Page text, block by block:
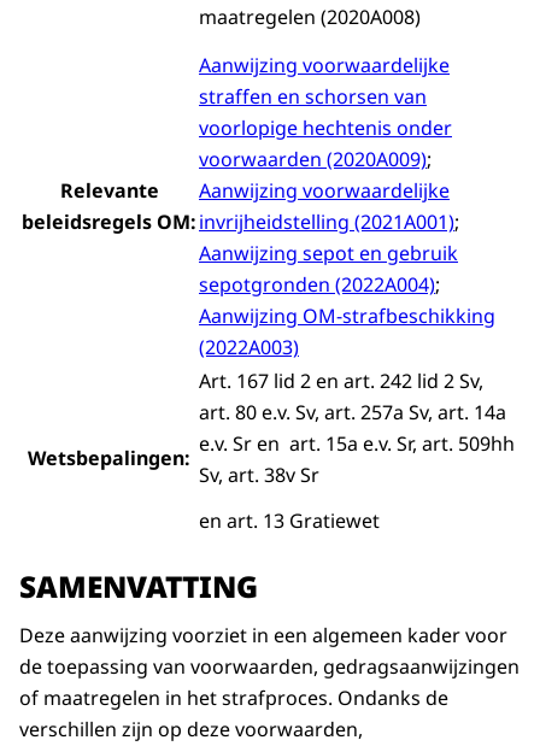
maatregelen (2020A008)
Relevante
beleidsregels OM:
Aanwijzing voorwaardelijke
straffen en schorsen van
voorlopige hechtenis onder
voorwaarden (2020A009);
Aanwijzing voorwaardelijke
invrijheidstelling (2021A001);
Aanwijzing sepot en gebruik
sepotgronden (2022A004);
Aanwijzing OM-strafbeschikking
(2022A003)
Wetsbepalingen:
Art. 167 lid 2 en art. 242 lid 2 Sv,
art. 80 e.v. Sv, art. 257a Sv, art. 14a
e.v. Sr en art. 15a e.v. Sr, art. 509hh
Sv, art. 38v Sr
en art. 13 Gratiewet
SAMENVATTING
Deze aanwijzing voorziet in een algemeen kader voor
de toepassing van voorwaarden, gedragsaanwijzingen
of maatregelen in het strafproces. Ondanks de
verschillen zijn op deze voorwaarden,